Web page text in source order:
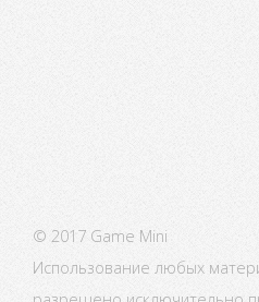
© 2017 Game Mini
Использование любых